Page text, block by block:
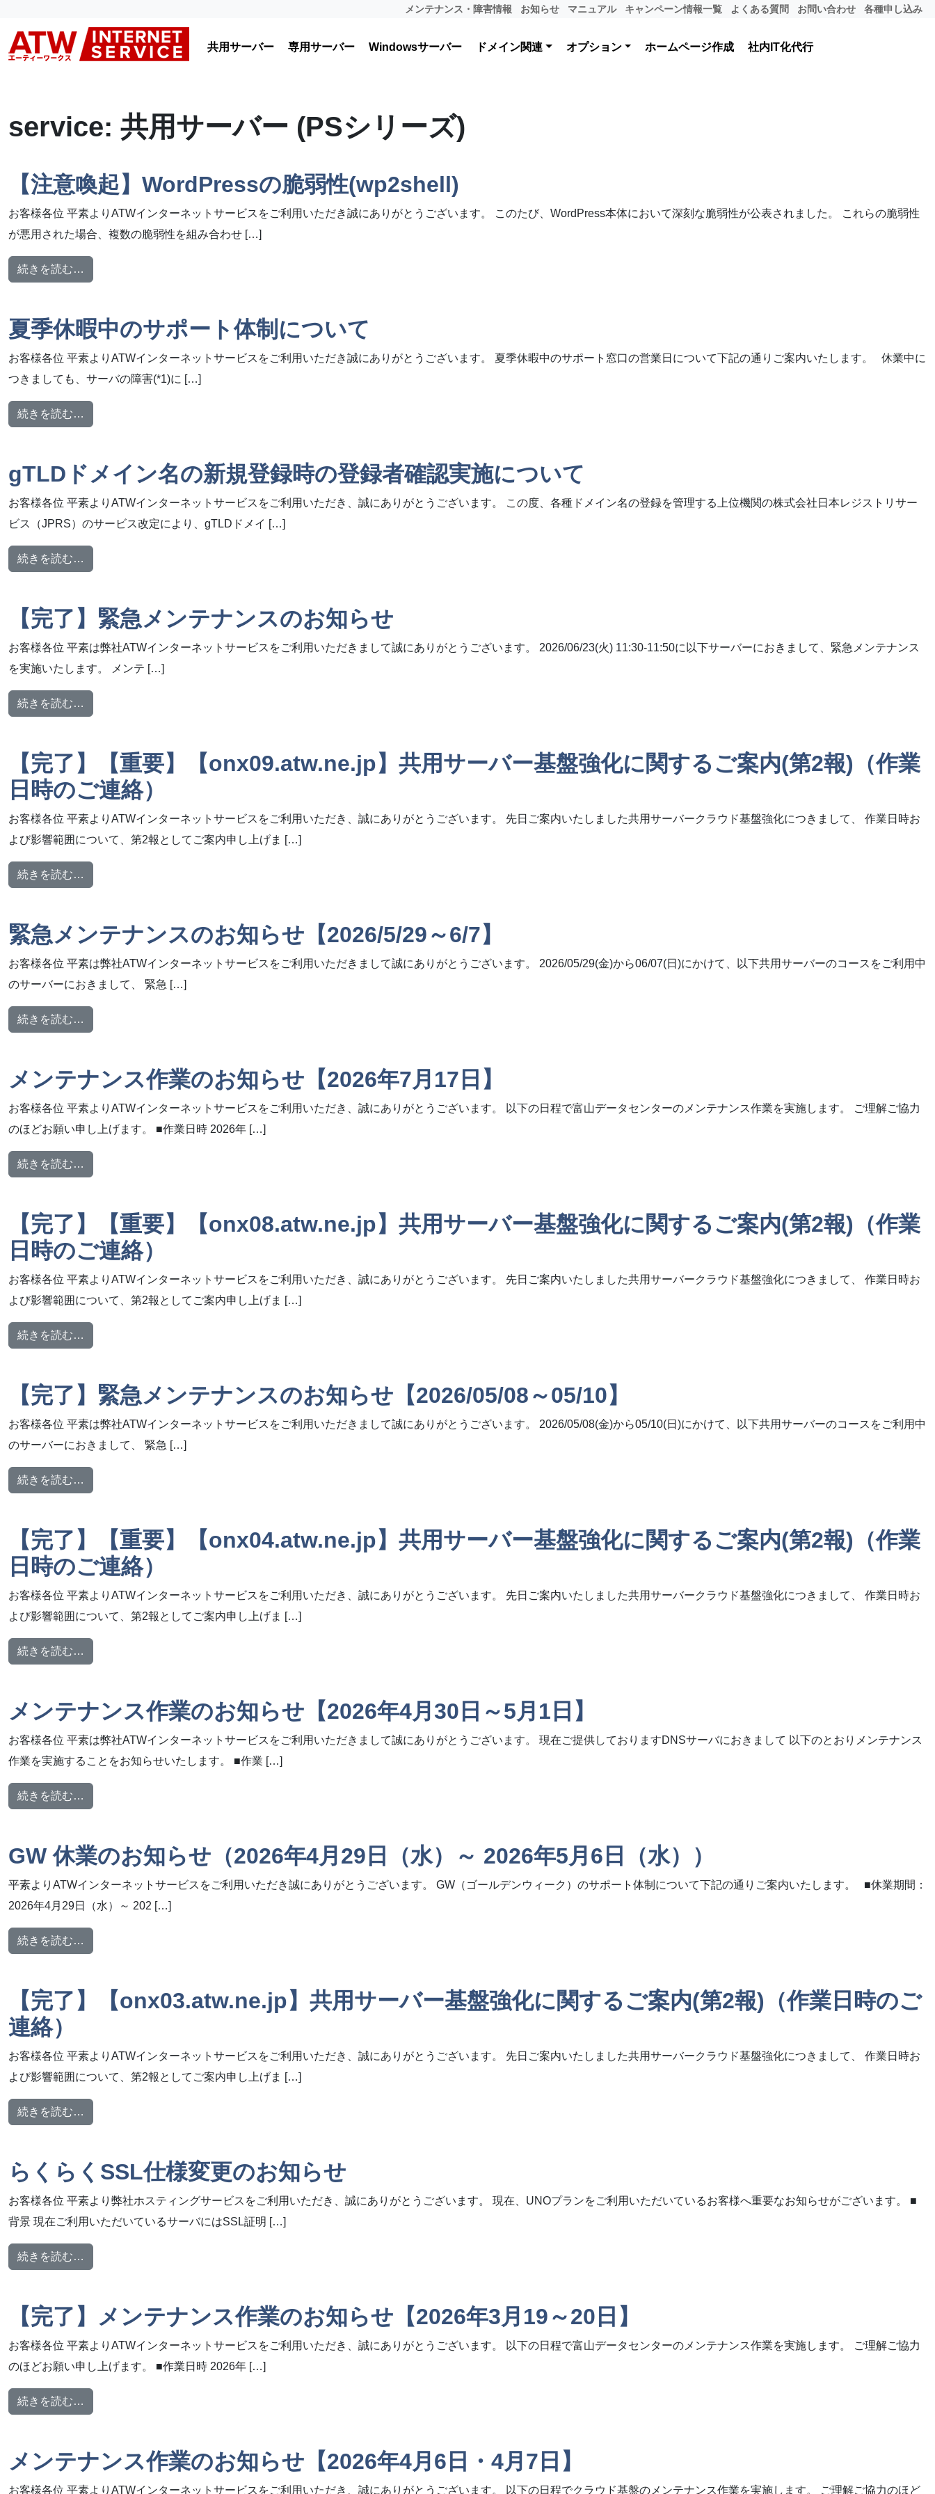
メンテナンス・障害情報 お知らせ マニュアル キャンペーン情報一覧 よくある質問 お問い合わせ 各種申し込み
コンテンツへスキップ
メインナビゲーション共用サーバー 専用サーバー Windowsサーバー ドメイン関連 オプション ホームページ作成 社内IT化代行
service: 共用サーバー (PSシリーズ)
【注意喚起】WordPressの脆弱性(wp2shell)
お客様各位 平素よりATWインターネットサービスをご利用いただき誠にありがとうございます。 このたび、WordPress本体において深刻な脆弱性が公表されました。 これらの脆弱性
が悪用された場合、複数の脆弱性を組み合わせ […]
続きを読む…
夏季休暇中のサポート体制について
お客様各位 平素よりATWインターネットサービスをご利用いただき誠にありがとうございます。 夏季休暇中のサポート窓口の営業日について下記の通りご案内いたします。 休業中に
つきましても、サーバの障害(*1)に […]
続きを読む…
gTLDドメイン名の新規登録時の登録者確認実施について
お客様各位 平素よりATWインターネットサービスをご利用いただき、誠にありがとうございます。 この度、各種ドメイン名の登録を管理する上位機関の株式会社日本レジストリサー
ビス（JPRS）のサービス改定により、gTLDドメイ […]
続きを読む…
【完了】緊急メンテナンスのお知らせ
お客様各位 平素は弊社ATWインターネットサービスをご利用いただきまして誠にありがとうございます。 2026/06/23(火) 11:30-11:50に以下サーバーにおきまして、緊急メンテナンス
を実施いたします。 メンテ […]
続きを読む…
【完了】【重要】【onx09.atw.ne.jp】共用サーバー基盤強化に関するご案内(第2報)（作業
日時のご連絡）
お客様各位 平素よりATWインターネットサービスをご利用いただき、誠にありがとうございます。 先日ご案内いたしました共用サーバークラウド基盤強化につきまして、 作業日時お
よび影響範囲について、第2報としてご案内申し上げま […]
続きを読む…
緊急メンテナンスのお知らせ【2026/5/29～6/7】
お客様各位 平素は弊社ATWインターネットサービスをご利用いただきまして誠にありがとうございます。 2026/05/29(金)から06/07(日)にかけて、以下共用サーバーのコースをご利用中
のサーバーにおきまして、 緊急 […]
続きを読む…
メンテナンス作業のお知らせ【2026年7月17日】
お客様各位 平素よりATWインターネットサービスをご利用いただき、誠にありがとうございます。 以下の日程で富山データセンターのメンテナンス作業を実施します。 ご理解ご協力
のほどお願い申し上げます。 ■作業日時 2026年 […]
続きを読む…
【完了】【重要】【onx08.atw.ne.jp】共用サーバー基盤強化に関するご案内(第2報)（作業
日時のご連絡）
お客様各位 平素よりATWインターネットサービスをご利用いただき、誠にありがとうございます。 先日ご案内いたしました共用サーバークラウド基盤強化につきまして、 作業日時お
よび影響範囲について、第2報としてご案内申し上げま […]
続きを読む…
【完了】緊急メンテナンスのお知らせ【2026/05/08～05/10】
お客様各位 平素は弊社ATWインターネットサービスをご利用いただきまして誠にありがとうございます。 2026/05/08(金)から05/10(日)にかけて、以下共用サーバーのコースをご利用中
のサーバーにおきまして、 緊急 […]
続きを読む…
【完了】【重要】【onx04.atw.ne.jp】共用サーバー基盤強化に関するご案内(第2報)（作業
日時のご連絡）
お客様各位 平素よりATWインターネットサービスをご利用いただき、誠にありがとうございます。 先日ご案内いたしました共用サーバークラウド基盤強化につきまして、 作業日時お
よび影響範囲について、第2報としてご案内申し上げま […]
続きを読む…
メンテナンス作業のお知らせ【2026年4月30日～5月1日】
お客様各位 平素は弊社ATWインターネットサービスをご利用いただきまして誠にありがとうございます。 現在ご提供しておりますDNSサーバにおきまして 以下のとおりメンテナンス
作業を実施することをお知らせいたします。 ■作業 […]
続きを読む…
GW 休業のお知らせ（2026年4月29日（水）～ 2026年5月6日（水））
平素よりATWインターネットサービスをご利用いただき誠にありがとうございます。 GW（ゴールデンウィーク）のサポート体制について下記の通りご案内いたします。 ■休業期間：
2026年4月29日（水）～ 202 […]
続きを読む…
【完了】【onx03.atw.ne.jp】共用サーバー基盤強化に関するご案内(第2報)（作業日時のご
連絡）
お客様各位 平素よりATWインターネットサービスをご利用いただき、誠にありがとうございます。 先日ご案内いたしました共用サーバークラウド基盤強化につきまして、 作業日時お
よび影響範囲について、第2報としてご案内申し上げま […]
続きを読む…
らくらくSSL仕様変更のお知らせ
お客様各位 平素より弊社ホスティングサービスをご利用いただき、誠にありがとうございます。 現在、UNOプランをご利用いただいているお客様へ重要なお知らせがございます。 ■
背景 現在ご利用いただいているサーバにはSSL証明 […]
続きを読む…
【完了】メンテナンス作業のお知らせ【2026年3月19～20日】
お客様各位 平素よりATWインターネットサービスをご利用いただき、誠にありがとうございます。 以下の日程で富山データセンターのメンテナンス作業を実施します。 ご理解ご協力
のほどお願い申し上げます。 ■作業日時 2026年 […]
続きを読む…
メンテナンス作業のお知らせ【2026年4月6日・4月7日】
お客様各位 平素よりATWインターネットサービスをご利用いただき、誠にありがとうございます。 以下の日程でクラウド基盤のメンテナンス作業を実施します。 ご理解ご協力のほど